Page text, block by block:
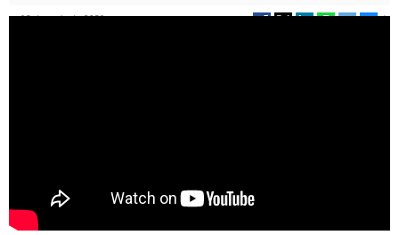
13 de maig de 2021